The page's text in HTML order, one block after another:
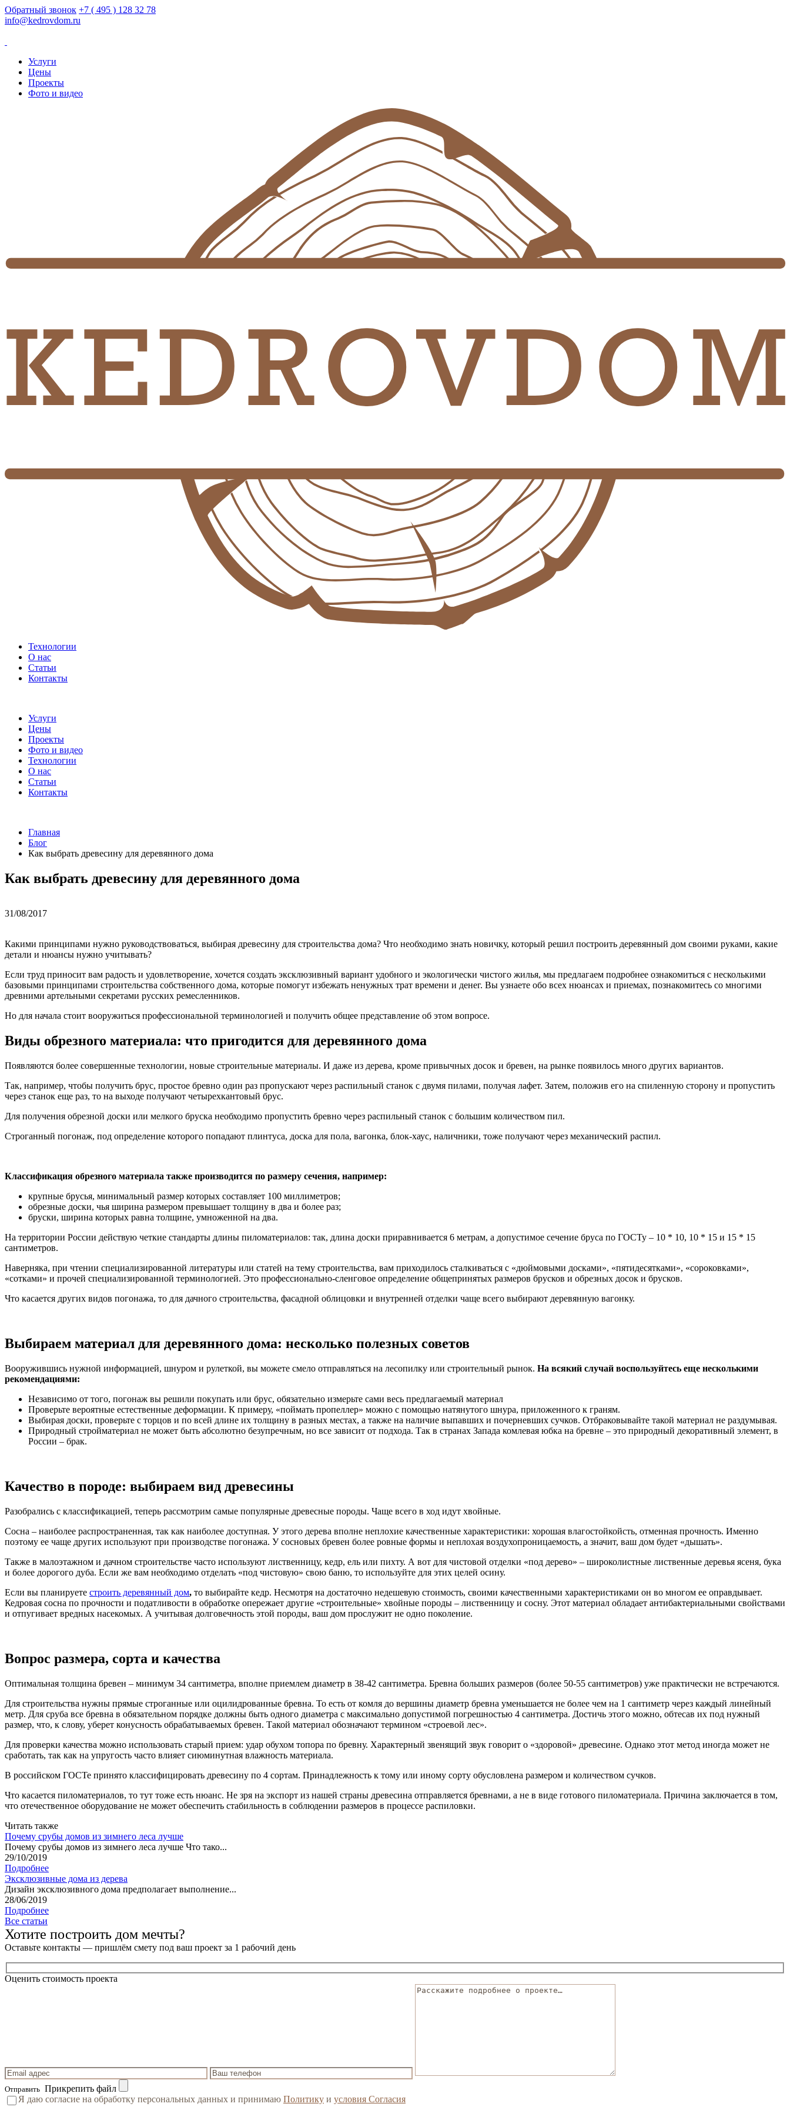
Обратный звонок +7 ( 495 ) 128 32 78
info@kedrovdom.ru
Услуги
Цены
Проекты
Фото и видео
Технологии
О нас
Статьи
Контакты
Услуги
Цены
Проекты
Фото и видео
Технологии
О нас
Статьи
Контакты
Главная
Блог
Как выбрать древесину для деревянного дома
Как выбрать древесину для деревянного дома
31/08/2017
Какими принципами нужно руководствоваться, выбирая древесину для строительства дома? Что необходимо знать новичку, который решил построить деревянный дом своими руками, какие
детали и нюансы нужно учитывать?
Если труд приносит вам радость и удовлетворение, хочется создать эксклюзивный вариант удобного и экологически чистого жилья, мы предлагаем подробнее ознакомиться с несколькими
базовыми принципами строительства собственного дома, которые помогут избежать ненужных трат времени и денег. Вы узнаете обо всех нюансах и приемах, познакомитесь со многими
древними артельными секретами русских ремесленников.
Но для начала стоит вооружиться профессиональной терминологией и получить общее представление об этом вопросе.
Виды обрезного материала: что пригодится для деревянного дома
Появляются более совершенные технологии, новые строительные материалы. И даже из дерева, кроме привычных досок и бревен, на рынке появилось много других вариантов.
Так, например, чтобы получить брус, простое бревно один раз пропускают через распильный станок с двумя пилами, получая лафет. Затем, положив его на спиленную сторону и пропустить
через станок еще раз, то на выходе получают четырехкантовый брус.
Для получения обрезной доски или мелкого бруска необходимо пропустить бревно через распильный станок с большим количеством пил.
Строганный погонаж, под определение которого попадают плинтуса, доска для пола, вагонка, блок-хаус, наличники, тоже получают через механический распил.
Классификация обрезного материала также производится по размеру сечения, например:
крупные брусья, минимальный размер которых составляет 100 миллиметров;
обрезные доски, чья ширина размером превышает толщину в два и более раз;
бруски, ширина которых равна толщине, умноженной на два.
На территории России действую четкие стандарты длины пиломатериалов: так, длина доски приравнивается 6 метрам, а допустимое сечение бруса по ГОСТу – 10 * 10, 10 * 15 и 15 * 15
сантиметров.
Наверняка, при чтении специализированной литературы или статей на тему строительства, вам приходилось сталкиваться с «дюймовыми досками», «пятидесятками», «сороковками»,
«сотками» и прочей специализированной терминологией. Это профессионально-сленговое определение общепринятых размеров брусков и обрезных досок и брусков.
Что касается других видов погонажа, то для дачного строительства, фасадной облицовки и внутренней отделки чаще всего выбирают деревянную вагонку.
Выбираем материал для деревянного дома: несколько полезных советов
Вооружившись нужной информацией, шнуром и рулеткой, вы можете смело отправляться на лесопилку или строительный рынок. На всякий случай воспользуйтесь еще несколькими
рекомендациями:
Независимо от того, погонаж вы решили покупать или брус, обязательно измерьте сами весь предлагаемый материал
Проверьте вероятные естественные деформации. К примеру, «поймать пропеллер» можно с помощью натянутого шнура, приложенного к граням.
Выбирая доски, проверьте с торцов и по всей длине их толщину в разных местах, а также на наличие выпавших и почерневших сучков. Отбраковывайте такой материал не раздумывая.
Природный стройматериал не может быть абсолютно безупречным, но все зависит от подхода. Так в странах Запада комлевая юбка на бревне – это природный декоративный элемент, в
России – брак.
Качество в породе: выбираем вид древесины
Разобрались с классификацией, теперь рассмотрим самые популярные древесные породы. Чаще всего в ход идут хвойные.
Сосна – наиболее распространенная, так как наиболее доступная. У этого дерева вполне неплохие качественные характеристики: хорошая влагостойкойсть, отменная прочность. Именно
поэтому ее чаще других используют при производстве погонажа. У сосновых бревен более ровные формы и неплохая воздухопроницаемость, а значит, ваш дом будет «дышать».
Также в малоэтажном и дачном строительстве часто используют лиственницу, кедр, ель или пихту. А вот для чистовой отделки «под дерево» – широколистные лиственные деревья ясеня, бука
и более дорогого дуба. Если же вам необходимо отделать «под чистовую» свою баню, то используйте для этих целей осину.
Если вы планируете строить деревянный дом, то выбирайте кедр. Несмотря на достаточно недешевую стоимость, своими качественными характеристиками он во многом ее оправдывает.
Кедровая сосна по прочности и податливости в обработке опережает другие «строительные» хвойные породы – лиственницу и сосну. Этот материал обладает антибактериальными свойствами
и отпугивает вредных насекомых. А учитывая долговечность этой породы, ваш дом прослужит не одно поколение.
Вопрос размера, сорта и качества
Оптимальная толщина бревен – минимум 34 сантиметра, вполне приемлем диаметр в 38-42 сантиметра. Бревна больших размеров (более 50-55 сантиметров) уже практически не встречаются.
Для строительства нужны прямые строганные или оцилидрованные бревна. То есть от комля до вершины диаметр бревна уменьшается не более чем на 1 сантиметр через каждый линейный
метр. Для сруба все бревна в обязательном порядке должны быть одного диаметра с максимально допустимой погрешностью 4 сантиметра. Достичь этого можно, обтесав их под нужный
размер, что, к слову, уберет конусность обрабатываемых бревен. Такой материал обозначают термином «строевой лес».
Для проверки качества можно использовать старый прием: удар обухом топора по бревну. Характерный звенящий звук говорит о «здоровой» древесине. Однако этот метод иногда может не
сработать, так как на упругость часто влияет сиюминутная влажность материала.
В российском ГОСТе принято классифицировать древесину по 4 сортам. Принадлежность к тому или иному сорту обусловлена размером и количеством сучков.
Что касается пиломатериалов, то тут тоже есть нюанс. Не зря на экспорт из нашей страны древесина отправляется бревнами, а не в виде готового пиломатериала. Причина заключается в том,
что отечественное оборудование не может обеспечить стабильность в соблюдении размеров в процессе распиловки.
Читать также
Почему срубы домов из зимнего леса лучше
Почему срубы домов из зимнего леса лучше Что тако...
29/10/2019
Подробнее
Эксклюзивные дома из дерева
Дизайн эксклюзивного дома предполагает выполнение...
28/06/2019
Подробнее
Все статьи
Хотите построить дом мечты?
Оставьте контакты — пришлём смету под ваш проект за 1 рабочий день
Оценить стоимость проекта
Отправить Прикрепить файл
Я даю согласие на обработку персональных данных и принимаю Политику и условия Согласия